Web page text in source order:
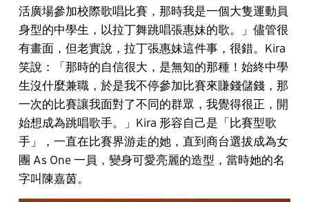
活廣場參加校際歌唱比賽，那時我是一個大隻運動員
身型的中學生，以拉丁舞跳唱張惠妹的歌。」儘管很
有畫面，但老實說，拉丁張惠妹這件事，很錯。Kira
笑說：「那時的自信很大，是無知的那種！始終中學
生沒什麼兼職，於是我不停參加比賽來賺錢儲錢，那
一次的比賽讓我面對了不同的群眾，我覺得很正，開
始想成為跳唱歌手。」Kira 形容自己是「比賽型歌
手」，一直在比賽界游走的她，直到商台選拔成為女
團 As One 一員，變身可愛亮麗的造型，當時她的名
字叫陳嘉茵。